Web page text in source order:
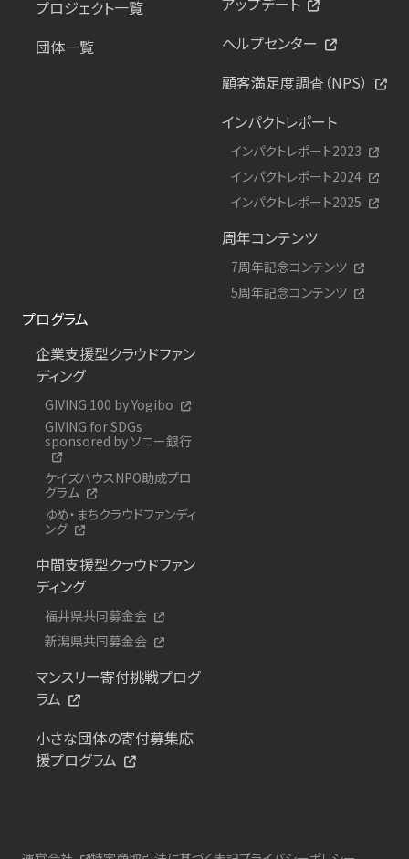
プロジェクト一覧
団体一覧
ヘルプセンター
顧客満足度調査（NPS）
インパクトレポート
インパクトレポート2023
インパクトレポート2024
インパクトレポート2025
周年コンテンツ
7周年記念コンテンツ
5周年記念コンテンツ
プログラム
企業支援型クラウドファン
ディング
GIVING 100 by Yogibo
GIVING for SDGs
sponsored by ソニー銀行
ケイズハウスNPO助成プロ
グラム
ゆめ・まちクラウドファンディ
ング
中間支援型クラウドファン
ディング
福井県共同募金会
新潟県共同募金会
マンスリー寄付挑戦プログ
ラム
小さな団体の寄付募集応
援プログラム